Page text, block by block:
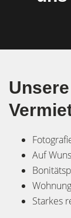
Auf
Starkes